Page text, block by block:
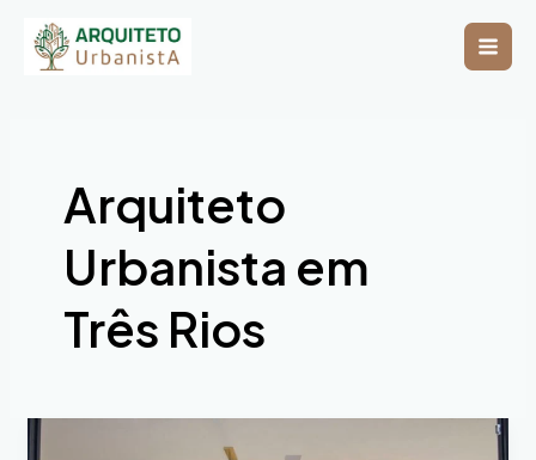
para
conteúdo
Main
Arquiteto
Urbanista em
Três Rios